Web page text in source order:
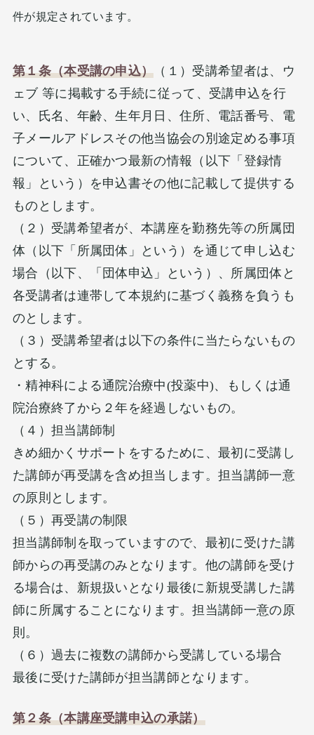
件が規定されています。
第１条（本受講の申込） （１）受講希望者は、ウ
ェブ 等に掲載する手続に従って、受講申込を行
い、氏名、年齢、生年月日、住所、電話番号、電
子メールアドレスその他当協会の別途定める事項
について、正確かつ最新の情報（以下「登録情
報」という）を申込書その他に記載して提供する
ものとします。
（２）受講希望者が、本講座を勤務先等の所属団
体（以下「所属団体」という）を通じて申し込む
場合（以下、「団体申込」という）、所属団体と
各受講者は連帯して本規約に基づく義務を負うも
のとします。
（３）受講希望者は以下の条件に当たらないもの
とする。
・精神科による通院治療中(投薬中)、もしくは通
院治療終了から２年を経過しないもの。
（４）担当講師制
きめ細かくサポートをするために、最初に受講し
た講師が再受講を含め担当します。担当講師一意
の原則とします。
（５）再受講の制限
担当講師制を取っていますので、最初に受けた講
師からの再受講のみとなります。他の講師を受け
る場合は、新規扱いとなり最後に新規受講した講
師に所属することになります。担当講師一意の原
則。
（６）過去に複数の講師から受講している場合
最後に受けた講師が担当講師となります。
第２条（本講座受講申込の承諾）